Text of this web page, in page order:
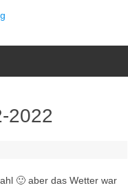
2022
🙂 aber das Wetter war